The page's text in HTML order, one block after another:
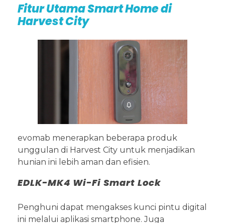
Fitur Utama Smart Home di
Harvest City
evomab menerapkan beberapa produk
unggulan di Harvest City untuk menjadikan
hunian ini lebih aman dan efisien.
EDLK-MK4 Wi-Fi Smart Lock
Penghuni dapat mengakses kunci pintu digital
ini melalui aplikasi smartphone. Juga